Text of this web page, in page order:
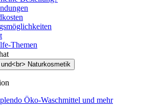
Themen
Öko-Waschmittel und mehr